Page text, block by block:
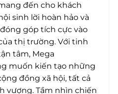
đến cho khách
sinh lời hoàn hảo và
góp tích cực vào
thị trường. Với tinh
tâm, Mega
muốn kiến tạo những
đồng xã hội, tất cả
vượng. Tầm nhìn chiến